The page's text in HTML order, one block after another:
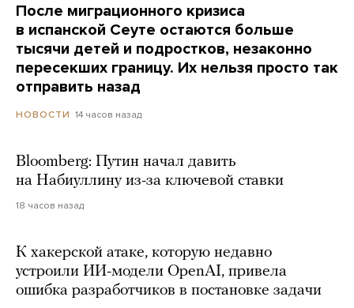
После миграционного кризиса
в испанской Сеуте остаются больше
тысячи детей и подростков, незаконно
пересекших границу. Их нельзя просто так
отправить назад
НОВОСТИ 14 часов назад
Bloomberg: Путин начал давить
на Набиуллину из-за ключевой ставки
18 часов назад
К хакерской атаке, которую недавно
устроили ИИ-модели OpenAI, привела
ошибка разработчиков в постановке задачи